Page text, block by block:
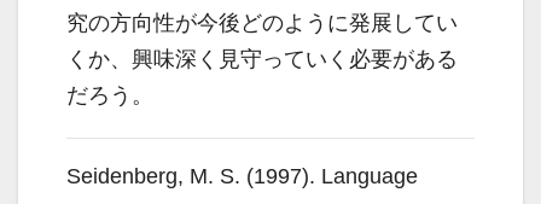
究の方向性が今後どのように発展してい
くか、興味深く見守っていく必要がある
だろう。
Seidenberg, M. S. (1997). Language